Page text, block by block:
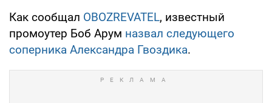
Как сообщал OBOZREVATEL, известный
промоутер Боб Арум назвал следующего
соперника Александра Гвоздика.